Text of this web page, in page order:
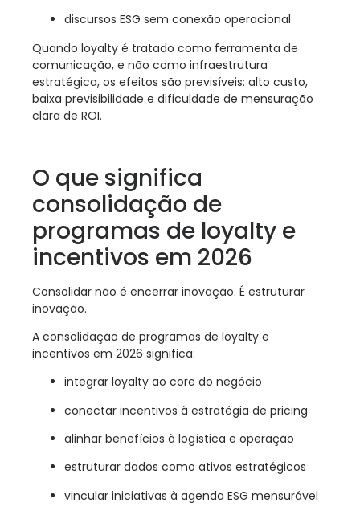
discursos ESG sem conexão operacional
Quando loyalty é tratado como ferramenta de
comunicação, e não como infraestrutura
estratégica, os efeitos são previsíveis: alto custo,
baixa previsibilidade e dificuldade de mensuração
clara de ROI.
O que significa
consolidação de
programas de loyalty e
incentivos em 2026
Consolidar não é encerrar inovação. É estruturar
inovação.
A consolidação de programas de loyalty e
incentivos em 2026 significa:
integrar loyalty ao core do negócio
conectar incentivos à estratégia de pricing
alinhar benefícios à logística e operação
estruturar dados como ativos estratégicos
vincular iniciativas à agenda ESG mensurável